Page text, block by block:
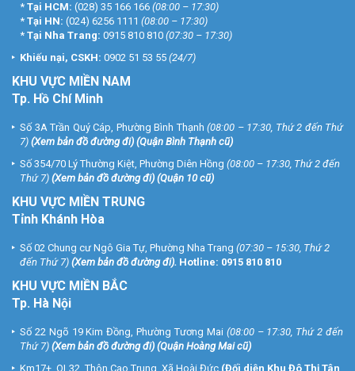
* Tại HCM: (028) 35 166 166 (08:00 – 17:30)
* Tại HN: (024) 6256 1111 (08:00 – 17:30)
* Tại Nha Trang: 0915 810 810 (07:30 – 17:30)
Khiếu nại, CSKH: 0902 51 53 55 (24/7)
KHU VỰC MIỀN NAM
Tp. Hồ Chí Minh
Số 3A Trần Quý Cáp, Phường Bình Thạnh (08:00 – 17:30, Thứ 2 đến Thứ
7) (Xem bản đồ đường đi) (Quận Bình Thạnh cũ)
Số 354/70 Lý Thường Kiệt, Phường Diên Hồng (08:00 – 17:30, Thứ 2 đến
Thứ 7) (Xem bản đồ đường đi) (Quận 10 cũ)
KHU VỰC MIỀN TRUNG
Tỉnh Khánh Hòa
Số 02 Chung cư Ngô Gia Tự, Phường Nha Trang (07:30 – 15:30, Thứ 2
đến Thứ 7) (Xem bản đồ đường đi). Hotline: 0915 810 810
KHU VỰC MIỀN BẮC
Tp. Hà Nội
Số 22 Ngõ 19 Kim Đồng, Phường Tương Mai (08:00 – 17:30, Thứ 2 đến
Thứ 7) (Xem bản đồ đường đi) (Quận Hoàng Mai cũ)
Km17+, QL32, Thôn Cao Trung, Xã Hoài Đức (Đối diện Khu Đô Thị Tân